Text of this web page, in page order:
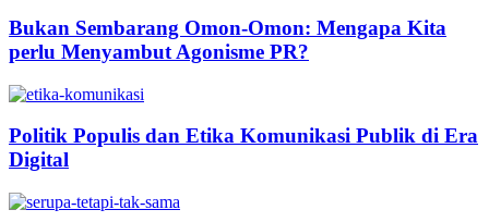
Bukan Sembarang Omon-Omon: Mengapa Kita
perlu Menyambut Agonisme PR?
Politik Populis dan Etika Komunikasi Publik di Era
Digital